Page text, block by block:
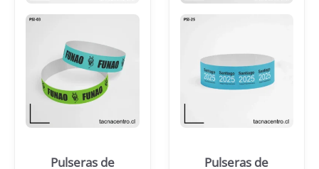
Pulseras de Pulseras de